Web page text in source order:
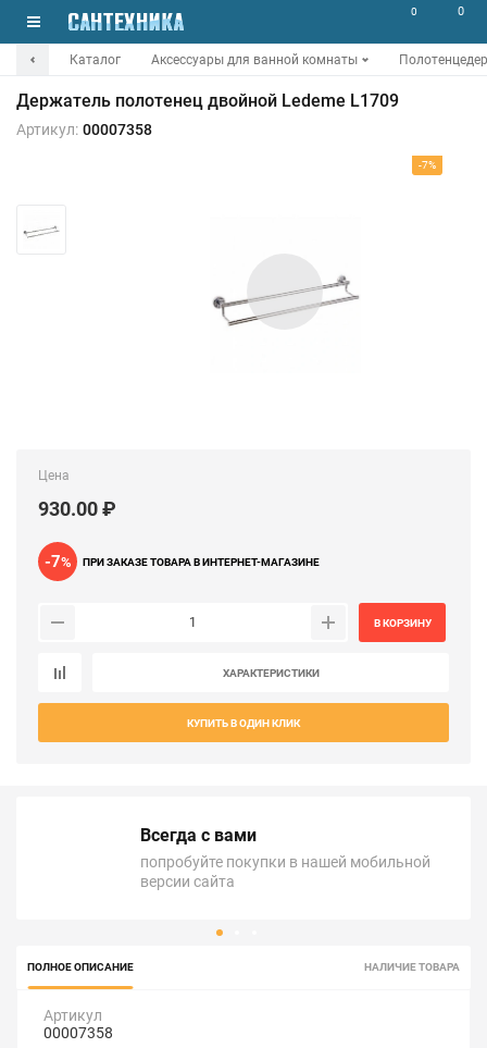
0 0
Каталог Аксессуары для ванной комнаты
Держатель полотенец двойной Ledeme L1709
Артикул: 00007358
-7%
Цена
930.00 ₽
-7% ПРИ ЗАКАЗЕ ТОВАРА В ИНТЕРНЕТ-МАГАЗИНЕ
В КОРЗИНУ
ХАРАКТЕРИСТИКИ
КУПИТЬ В ОДИН КЛИК
Всегда с вами
попробуйте покупки в нашей мобильной
версии сайта
ПОЛНОЕ ОПИСАНИЕ НАЛИЧИЕ ТОВАРА
Артикул
00007358